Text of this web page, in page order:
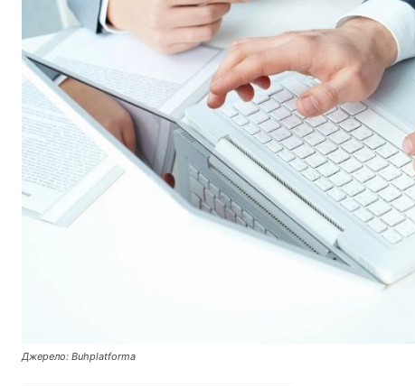
Джерело: Buhplatforma